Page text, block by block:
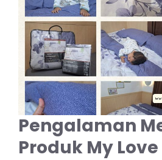
Pengalaman
Produk My Love